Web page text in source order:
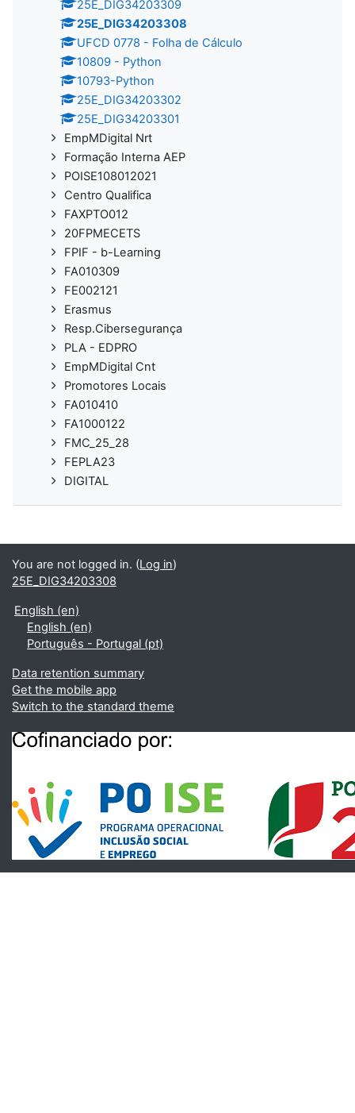
25E_DIG34203309
25E_DIG34203308
UFCD 0778 - Folha de Cálculo
10809 - Python
10793-Python
25E_DIG34203302
25E_DIG34203301
EmpMDigital Nrt
Formação Interna AEP
POISE108012021
Centro Qualifica
FAXPTO012
20FPMECETS
FPIF - b-Learning
FA010309
FE002121
Erasmus
Resp.Cibersegurança
PLA - EDPRO
EmpMDigital Cnt
Promotores Locais
FA010410
FA1000122
FMC_25_28
FEPLA23
DIGITAL
You are not logged in. (Log in)
25E_DIG34203308
English ‎(en)‎
English ‎(en)‎
Português - Portugal ‎(pt)‎
Data retention summary
Get the mobile app
Switch to the standard theme